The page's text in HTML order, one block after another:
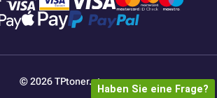
© 2026 TPtoner.at
Haben Sie eine Frage?